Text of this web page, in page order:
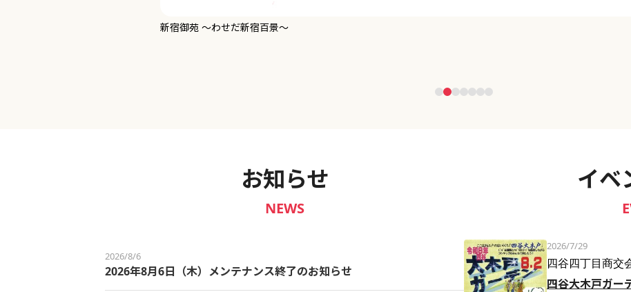
新宿御苑 ～わせだ新宿百景～
お知らせ
NEWS
2026/8/6
2026年8月6日（木）メンテナンス終了のお知らせ
イベ
2026/7/29
四谷四丁目商交
四谷大木戸ガー